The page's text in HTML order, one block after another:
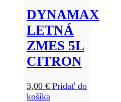
DYNAMAX
LETNÁ
ZMES 5L
CITRON
3,00 € Pridať do
košíka